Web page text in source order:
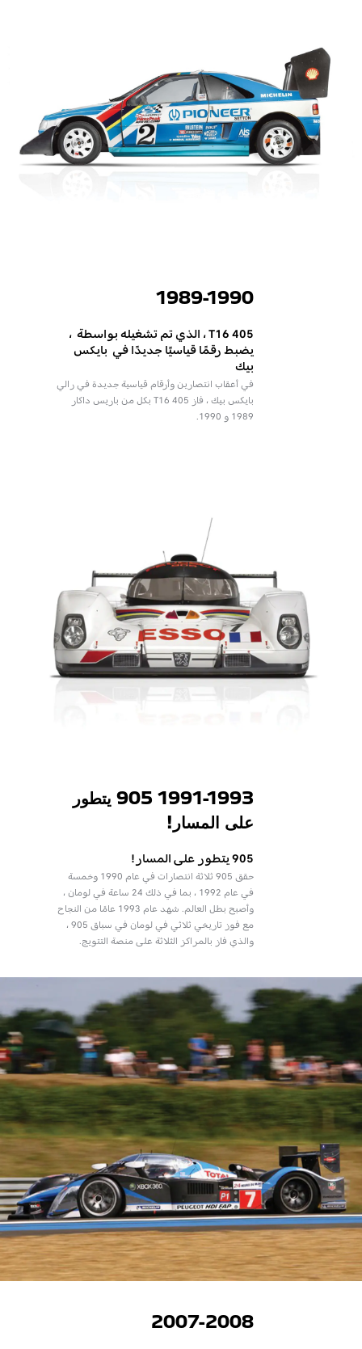
1989-1990
405 T16 ، الذي تم تشغيله بواسطة ،
يضبط رقمًا قياسيًا جديدًا في بايكس
بيك
في أعقاب انتصارين وأرقام قياسية جديدة في رالي
بايكس بيك ، فاز 405 T16 بكل من باريس داكار
1989 و 1990.
1991-1993 905 يتطور
على المسار!
905 يتطور على المسار!
حقق 905 ثلاثة انتصارات في عام 1990 وخمسة
في عام 1992 ، بما في ذلك 24 ساعة في لومان ،
وأصبح بطل العالم. شهد عام 1993 عامًا من النجاح
مع فوز تاريخي ثلاثي في لومان في سباق 905 ،
والذي فاز بالمراكز الثلاثة على منصة التتويج.
2007-2008